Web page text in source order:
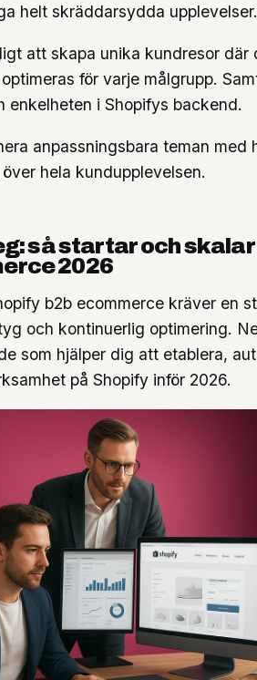
helt skräddarsydda upplevelser.
att skapa unika kundresor där
för varje målgrupp.
enkelheten i Shopifys backend.
anpassningsbara teman med
hela kundupplevelsen.
så startar och skalar
2026
b2b ecommerce kräver en
och kontinuerlig optimering.
som hjälper dig att etablera,
på Shopify inför 2026.